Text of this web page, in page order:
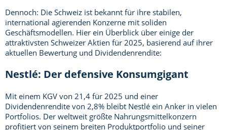
Dennoch: Die Schweiz ist bekannt für ihre stabilen,
international agierenden Konzerne mit soliden
Geschäftsmodellen. Hier ein Überblick über einige der
attraktivsten Schweizer Aktien für 2025, basierend auf ihrer
aktuellen Bewertung und Dividendenrendite:
Nestlé: Der defensive Konsumgigant
Mit einem KGV von 21,4 für 2025 und einer
Dividendenrendite von 2,8% bleibt Nestlé ein Anker in vielen
Portfolios. Der weltweit größte Nahrungsmittelkonzern
profitiert von seinem breiten Produktportfolio und seiner